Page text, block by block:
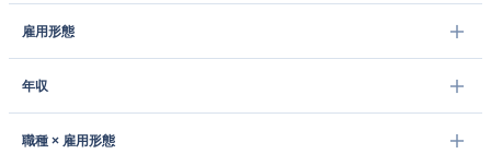
雇用形態
年収
職種 × 雇用形態